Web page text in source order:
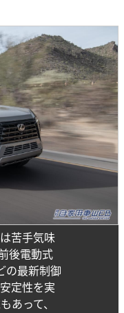
苦手気味
後電動式
の最新制御
定性を実
あって、